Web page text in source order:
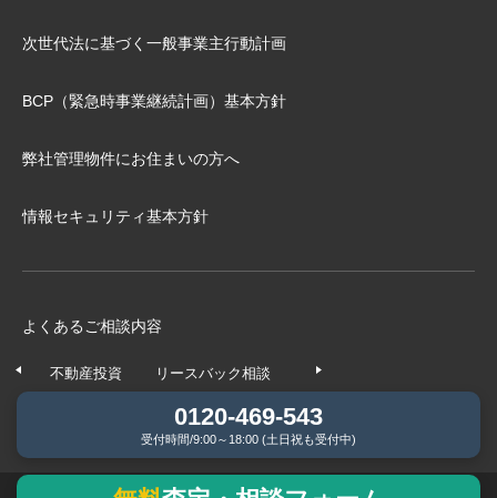
次世代法に基づく⼀般事業主⾏動計画
BCP（緊急時事業継続計画）基本⽅針
弊社管理物件にお住まいの⽅へ
情報セキュリティ基本方針
よくあるご相談内容
不動産投資 リースバック相談
0120-469-543
受付時間/9:00～18:00 (土日祝も受付中)